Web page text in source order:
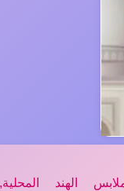
الهند المحلية,